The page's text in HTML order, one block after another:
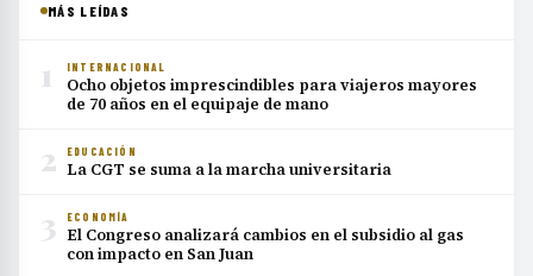
MÁS LEÍDAS
1 INTERNACIONAL
Ocho objetos imprescindibles para viajeros mayores
de 70 años en el equipaje de mano
2 EDUCACIÓN
La CGT se suma a la marcha universitaria
3 ECONOMÍA
El Congreso analizará cambios en el subsidio al gas
con impacto en San Juan